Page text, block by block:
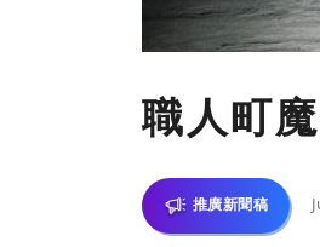
職人町
推廣新聞稿